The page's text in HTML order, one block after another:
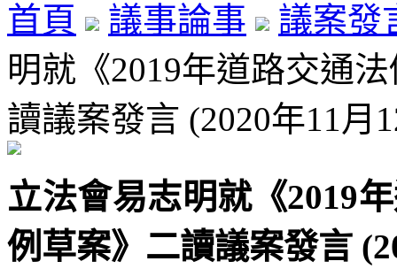
首頁 議事論事
議案發
明就《2019年道路交通
讀議案發言 (2020年11月
立法會易志明就《2019
例草案》二讀議案發言